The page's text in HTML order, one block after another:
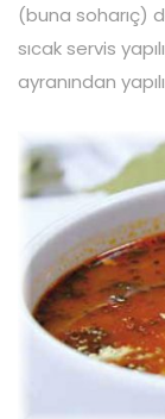
(buna soharıç)
sıcak servis
ayranından